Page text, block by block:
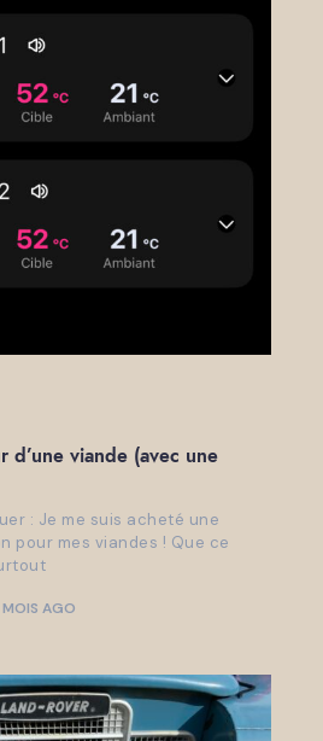
d’une viande (avec une
: Je me suis acheté une
pour mes viandes ! Que ce
AGO